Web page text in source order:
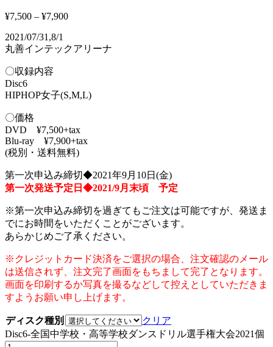
¥7,500 – ¥7,900
2021/07/31,8/1
丸善インテックアリーナ
〇収録内容
Disc6
HIPHOP女子(S,M,L)
〇価格
DVD ¥7,500+tax
Blu-ray ¥7,900+tax
(税別・送料無料)
第一次申込み締切◆2021年9月10日(金)
第一次発送予定日◆2021/9月末頃 予定
※第一次申込み締切を過ぎてもご注文は可能ですが、発送ま
でにお時間をいただくことがございます。
あらかじめご了承ください。
※クレジットカード決済をご選択の場合、注文確認のメール
は送信されず、注文完了画面をもちまして完了となります。
画面を印刷するか写真を撮るなどして控えとしていただきま
すようお願い申し上げます。
ディスク種別
クリア
Disc6-全国中学校・高等学校ダンスドリル選手権大会2021個